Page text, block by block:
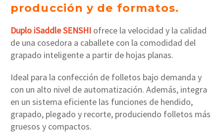
producción y de formatos.
Duplo iSaddle SENSHI ofrece la velocidad y la calidad
de una cosedora a caballete con la comodidad del
grapado inteligente a partir de hojas planas.
Ideal para la confección de folletos bajo demanda y
con un alto nivel de automatización. Además, integra
en un sistema eficiente las funciones de hendido,
grapado, plegado y recorte, produciendo folletos más
gruesos y compactos.